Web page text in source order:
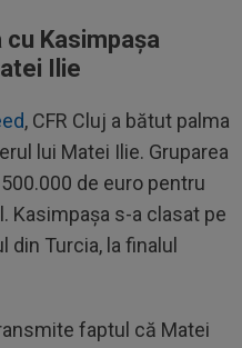
cu Kasimpașa
Ilie
, CFR Cluj a bătut palma
lui Matei Ilie. Gruparea
de euro pentru
Kasimpașa s-a clasat pe
din Turcia, la finalul
faptul că Matei